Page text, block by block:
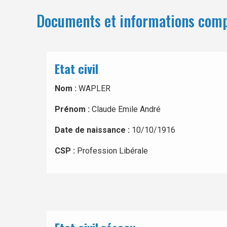
Documents et informations
Etat civil
Nom : WAPLER
Prénom : Claude Emile André
Date de naissance : 10/10/1916
CSP : Profession Libérale